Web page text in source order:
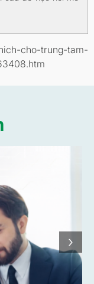
cho-trung-tam-
›